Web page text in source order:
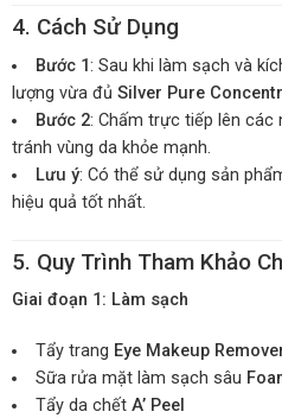
4. Cách Sử Dụng
Bước 1: Sau khi làm sạch và
lượng vừa đủ Silver Pure
Bước 2: Chấm trực tiếp lên các
tránh vùng da khỏe mạnh.
Lưu ý: Có thể sử dụng sản
hiệu quả tốt nhất.
5. Quy Trình Tham Khảo
Giai đoạn 1: Làm sạch
Tẩy trang Eye Makeup
Sữa rửa mặt làm sạch sâu
Tẩy da chết A’ Peel